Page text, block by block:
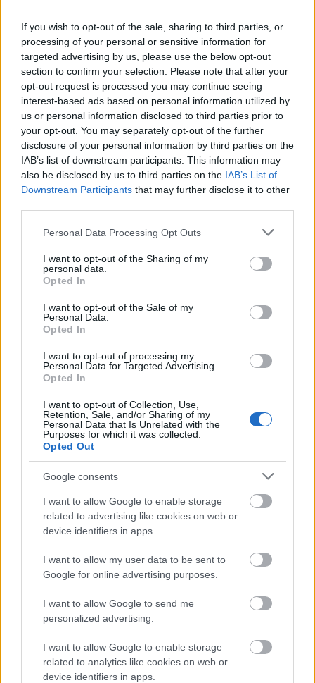
If you wish to opt-out of the sale, sharing to third parties, or
processing of your personal or sensitive information for
targeted advertising by us, please use the below opt-out
section to confirm your selection. Please note that after your
opt-out request is processed you may continue seeing
interest-based ads based on personal information utilized by
us or personal information disclosed to third parties prior to
your opt-out. You may separately opt-out of the further
disclosure of your personal information by third parties on the
IAB’s list of downstream participants. This information may
also be disclosed by us to third parties on the IAB’s List of
Downstream Participants that may further disclose it to other
Please note that this website/app uses one or more Google
not limited to your visit or usage behaviour. You may click to
grant or deny consent to Google and its third-party tags to
use your data for below specified purposes in below Google
consent section.
Personal Data Processing Opt Outs
I want to opt-out of the Sharing of my
personal data.
Opted In
I want to opt-out of the Sale of my
Personal Data.
Opted In
I want to opt-out of processing my
Personal Data for Targeted Advertising.
Opted In
I want to opt-out of Collection, Use,
Retention, Sale, and/or Sharing of my
Personal Data that Is Unrelated with the
Purposes for which it was collected.
Opted Out
Google consents
I want to allow Google to enable storage
related to advertising like cookies on web or
device identifiers in apps.
I want to allow my user data to be sent to
Google for online advertising purposes.
I want to allow Google to send me
personalized advertising.
I want to allow Google to enable storage
related to analytics like cookies on web or
device identifiers in apps.
érintik. Talán a hajóablakok keskeny rései mögül túl
beszűkülten látunk mindent, és alábecsüljük a
konferenciatermek erejét?
Nézzük csak meg a Rainbow Warrior legutóbbi útját
az USA-ban. Míg az aktivisták országszerte foggal-
körömmel harcoltak a piszkos és szennyező
szénerőművek ellen, a Greenpeace koronaékköve
lehorgonyozva állt egy jó mérföldnyire a
tengerparttól. Azokat, akik az észak-karolinai
Asheville-ben megmászták az erőmű egyik hatalmas
kéményét, biztosan melegséggel töltötte el a tudat,
hogy a Rainbow Warrior a közelben várakozik, de
vajon városi és szárazföldi környezetben folyó
harcukban tényleg segítséget jelentett a hajó?
Talán igen. Míg a szénerőműnél aktivistáink magas
energiatartalmú édességeket rágcsáltak a kémény
tetején, több mint 2.000 ember sorakozott és várt
türelmesen, hogy feljuthasson az Észak-Karolinában
horgonyzó hajó fedélzetére. És Belemben, az
Amazon-folyó torkolatánál elterülő kisvárosban is
több ezren látogatták meg a hajót. Talán nem mi,
aktivisták, hanem a fiatal és idősebb támogatók,
hippik és kíváncsi járókelők ezrei a Greenpeace
legerősebb bástyái. Sőt, talán ez mindig is így volt. A
bámulattól tágra nyílt szemek ezreit figyelem, ahogy
csodálják e hihetetlenül abszurd jelenséget, és
álmélkodva nézik a gyönyörű és erőteljes vitorlás
hajót, amely nem egy milliárdos szépfiú tulajdona,